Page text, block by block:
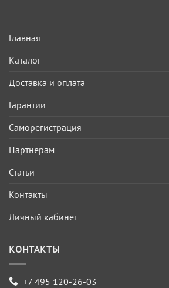
Главная
Каталог
Доставка и оплата
Гарантии
Саморегистрация
Партнерам
Статьи
Контакты
Личный кабинет
КОНТАКТЫ
+7 495 120-26-03